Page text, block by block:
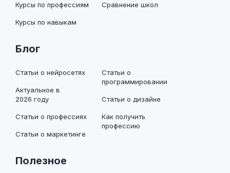
Курсы по профессиям
Курсы по навыкам
Сравнение школ
Блог
Статьи о нейросетях
Актуальное в
2026 году
Статьи о профессиях
Статьи о маркетинге
Статьи о
программировании
Статьи о дизайне
Как получить
профессию
Полезное